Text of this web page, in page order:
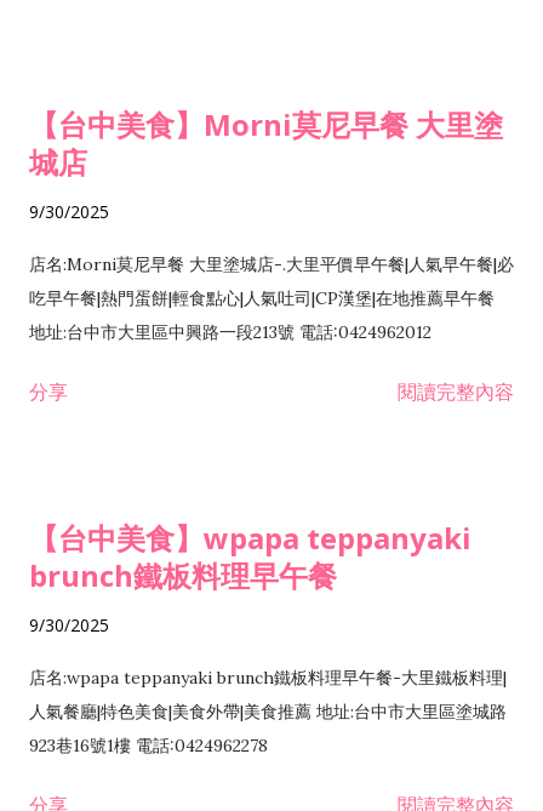
【台中美食】Morni莫尼早餐 大里塗
城店
9/30/2025
店名:Morni莫尼早餐 大里塗城店-.大里平價早午餐|人氣早午餐|必
吃早午餐|熱門蛋餅|輕食點心|人氣吐司|CP漢堡|在地推薦早午餐
地址:台中市大里區中興路一段213號 電話:0424962012
分享 閱讀完整內容
【台中美食】wpapa teppanyaki
brunch鐵板料理早午餐
9/30/2025
店名:wpapa teppanyaki brunch鐵板料理早午餐-大里鐵板料理|
人氣餐廳|特色美食|美食外帶|美食推薦 地址:台中市大里區塗城路
923巷16號1樓 電話:0424962278
分享 閱讀完整內容